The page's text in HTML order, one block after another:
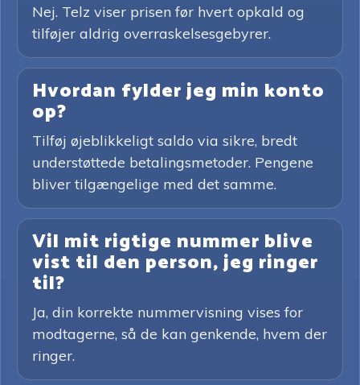
Nej. Telz viser prisen før hvert opkald og
tilføjer aldrig overraskelsesgebyrer.
Hvordan fylder jeg min konto
op?
Tilføj øjeblikkeligt saldo via sikre, bredt
understøttede betalingsmetoder. Pengene
bliver tilgængelige med det samme.
Vil mit rigtige nummer blive
vist til den person, jeg ringer
til?
Ja, din korrekte nummervisning vises for
modtagerne, så de kan genkende, hvem der
ringer.